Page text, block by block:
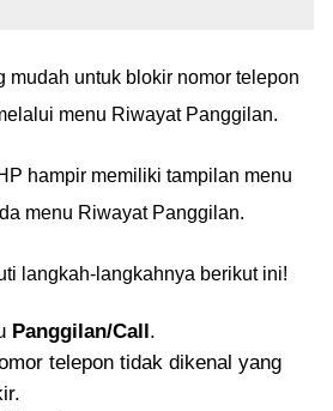
mudah untuk blokir nomor telepon
menu Riwayat Panggilan.
hampir memiliki tampilan menu
menu Riwayat Panggilan.
langkah-langkahnya berikut ini!
Panggilan/Call.
telepon tidak dikenal yang